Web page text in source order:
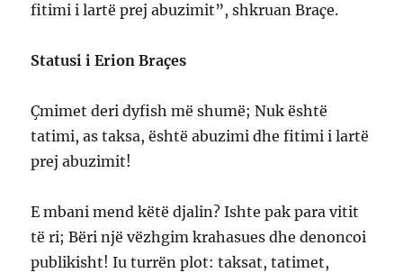
fitimi i lartë prej abuzimit”, shkruan Braçe.
Statusi i Erion Braçes
Çmimet deri dyfish më shumë; Nuk është
tatimi, as taksa, është abuzimi dhe fitimi i lartë
prej abuzimit!
E mbani mend këtë djalin? Ishte pak para vitit
të ri; Bëri një vëzhgim krahasues dhe denoncoi
publikisht! Iu turrën plot: taksat, tatimet,